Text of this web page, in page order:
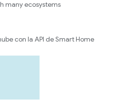
many ecosystems
con la API de Smart Home